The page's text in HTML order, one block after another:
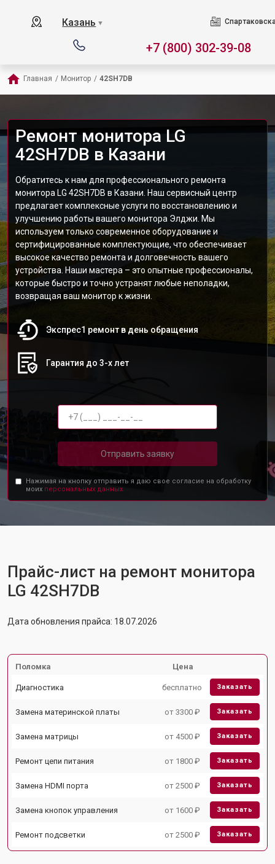
Казань ▼
+7 (800) 302-39-08
Главная / Монитор / 42SH7DB
Ремонт монитора LG
42SH7DB в Казани
Обратитесь к нам для профессионального ремонта
монитора LG 42SH7DB в Казани. Наш сервисный центр
предлагает комплексные услуги по восстановлению и
улучшению работы вашего монитора Элджи. Мы
используем только современное оборудование и
сертифицированные комплектующие, что обеспечивает
высокое качество ремонта и долговечность вашего
устройства. Наши мастера – это опытные профессионалы,
которые быстро и точно устранят любые неполадки,
возвращая ваш монитор к жизни.
Экспрес1 ремонт в день обращения
Гарантия до 3-х лет
Отправить заявку
Нажимая на кнопку отправить я даю свое согласие на обработку
моих персональных данных.
Прайс-лист на ремонт монитора
LG 42SH7DB
Дата обновления прайса: 18.07.2026
Поломка Цена
Диагностика бесплатно Заказать
Замена материнской платы от 3300 ₽ Заказать
Замена матрицы от 4500 ₽ Заказать
Ремонт цепи питания от 1800 ₽ Заказать
Замена HDMI порта от 2500 ₽ Заказать
Замена кнопок управления от 1600 ₽ Заказать
Ремонт подсветки от 2500 ₽ Заказать